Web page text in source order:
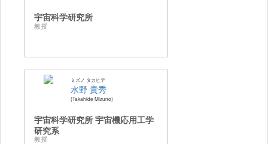
宇宙科学研究所
教授
ミズノ タカヒデ
水野 貴秀
Takahide Mizuno
宇宙科学研究所 宇宙機応用工学
研究系
教授